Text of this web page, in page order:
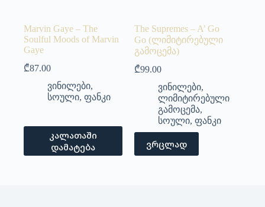
Marvin Gaye – The
Soulful Moods of Marvin
Gaye
₾87.00
ვინილები,
სოული, ფანკი
კალათაში
დამატება
The Supremes – A’ Go
Go (ლიმიტირებული
გამოცემა)
₾99.00
ვინილები,
ლიმიტირებული
გამოცემა,
სოული,ფანკი
ვრცლად